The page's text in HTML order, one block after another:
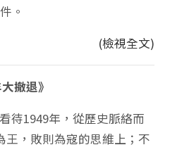
件。
(檢視全文)
撤退》
1949年，從歷史脈絡而
王，敗則為寇的思維上；不